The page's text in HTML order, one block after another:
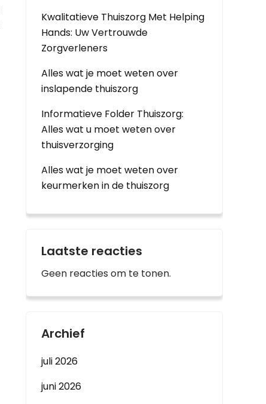
Kwalitatieve Thuiszorg Met Helping
Hands: Uw Vertrouwde
Zorgverleners
Alles wat je moet weten over
inslapende thuiszorg
Informatieve Folder Thuiszorg:
Alles wat u moet weten over
thuisverzorging
Alles wat je moet weten over
keurmerken in de thuiszorg
Laatste reacties
Geen reacties om te tonen.
Archief
juli 2026
juni 2026